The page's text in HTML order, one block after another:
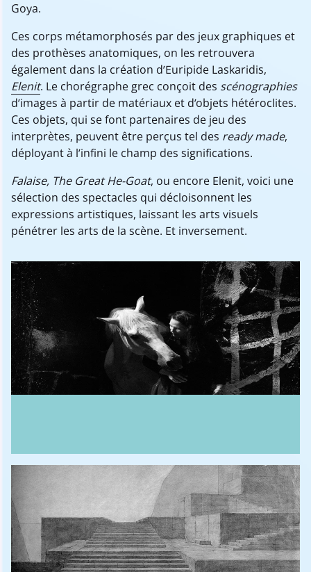
Goya.
Ces corps métamorphosés par des jeux graphiques et
des prothèses anatomiques, on les retrouvera
également dans la création d’Euripide Laskaridis,
Elenit. Le chorégraphe grec conçoit des scénographies
d’images à partir de matériaux et d’objets hétéroclites.
Ces objets, qui se font partenaires de jeu des
interprètes, peuvent être perçus tel des ready made,
déployant à l’infini le champ des significations.
Falaise, The Great He-Goat, ou encore Elenit, voici une
sélection des spectacles qui décloisonnent les
expressions artistiques, laissant les arts visuels
pénétrer les arts de la scène. Et inversement.